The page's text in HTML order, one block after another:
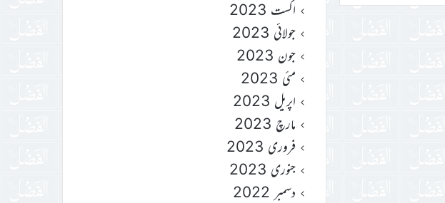
اگست 2023
جولائی 2023
جون 2023
مئی 2023
اپریل 2023
مارچ 2023
فروری 2023
جنوری 2023
دسمبر 2022